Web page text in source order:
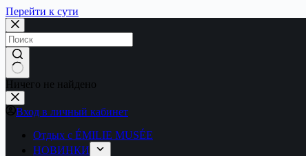
Перейти к сути
Ничего не найдено
Вход в личный кабинет
Отдых с ÉMILIE MUSÉE
НОВИНКИ